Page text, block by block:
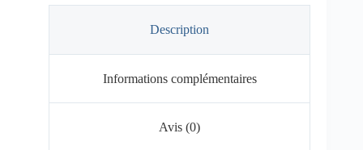
Description
Informations complémentaires
Avis (0)